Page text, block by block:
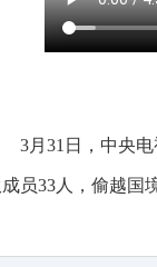
3月31日，中央
员33人，偷越国